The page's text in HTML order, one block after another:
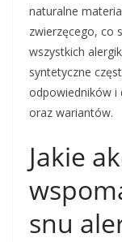
naturalne
zwierzęcego, co
wszystkich
syntetyczne
odpowiedników i
oraz wariantów.
Jakie
snu